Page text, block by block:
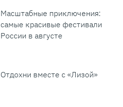
Масштабные приключения:
самые красивые фестивали
России в августе
Отдохни вместе с «Лизой»